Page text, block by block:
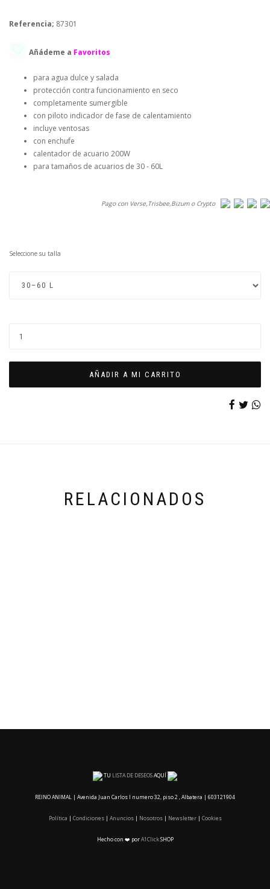
Referencia; 87301
Añádeme a Favoritos
para agua dulce y salada
protección contra funcionamiento en seco
completamente sumergible
con piloto indicador de fase de calentamiento
incluye ventosas
con enchufe
calentador de acuario 200W
para tamaños de acuarios de 30 - 60L
Pago con Verse,Trisbee,Bizum o Crypto
Seleccione su talla
AÑADIR A MI CARRITO
RELACIONADOS
TU LISTA DE DESEOSAQUÍ
REINO ANIMAL | Avenida Juan Carlos I numero 32, piso 2 , Albatera | 603121904
Política | Condiciones| Anuncios| Nosotros| Newsletter| Cookies
Hecho con ❤️ porA1ClickSHOP